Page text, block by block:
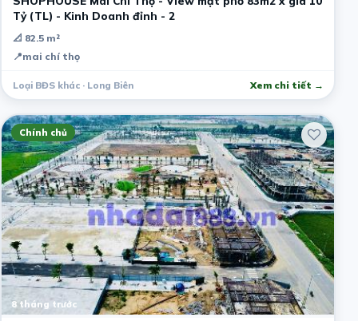
Tỷ (TL) - Kinh Doanh đỉnh - 2
📐 82.5 m²
📍mai chí thọ
Loại BĐS khác · Long Biên Xem chi tiết →
Chính chủ
8 tháng trước